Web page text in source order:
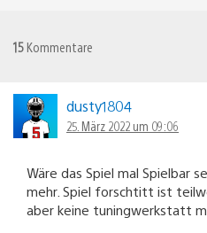
15 Kommentare
dusty1804
25. März 2022 um 09:06
Wäre das Spiel mal Spielbar
mehr. Spiel forschtitt ist
aber keine tuningwerkstatt